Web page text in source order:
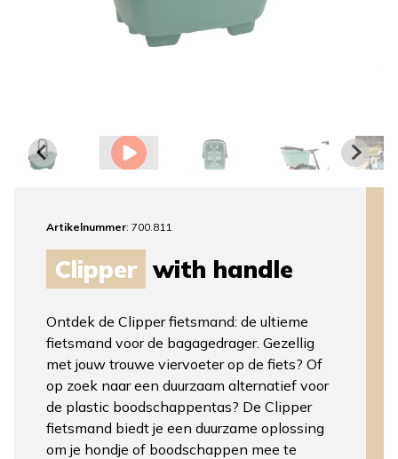
Artikelnummer: 700.811
Clipper with handle
Ontdek de Clipper fietsmand: de ultieme
fietsmand voor de bagagedrager. Gezellig
met jouw trouwe viervoeter op de fiets? Of
op zoek naar een duurzaam alternatief voor
de plastic boodschappentas? De Clipper
fietsmand biedt je een duurzame oplossing
om je hondje of boodschappen mee te